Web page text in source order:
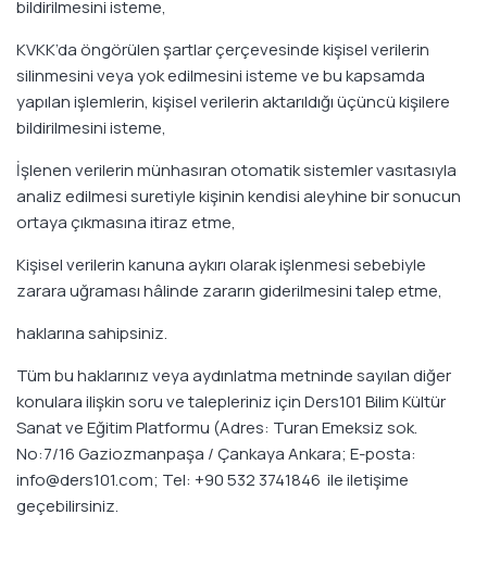
bildirilmesini isteme,
KVKK’da öngörülen şartlar çerçevesinde kişisel verilerin
silinmesini veya yok edilmesini isteme ve bu kapsamda
yapılan işlemlerin, kişisel verilerin aktarıldığı üçüncü kişilere
bildirilmesini isteme,
İşlenen verilerin münhasıran otomatik sistemler vasıtasıyla
analiz edilmesi suretiyle kişinin kendisi aleyhine bir sonucun
ortaya çıkmasına itiraz etme,
Kişisel verilerin kanuna aykırı olarak işlenmesi sebebiyle
zarara uğraması hâlinde zararın giderilmesini talep etme,
haklarına sahipsiniz.
Tüm bu haklarınız veya aydınlatma metninde sayılan diğer
konulara ilişkin soru ve talepleriniz için Ders101 Bilim Kültür
Sanat ve Eğitim Platformu (Adres: Turan Emeksiz sok.
No:7/16 Gaziozmanpaşa / Çankaya Ankara; E-posta:
info@ders101.com; Tel: +90 532 3741846 ile iletişime
geçebilirsiniz.